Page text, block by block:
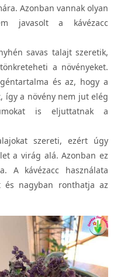
Azonban vannak olyan
javasolt a kávézacc
savas talajt szeretik,
a növényeket.
és az, hogy a
így a növény nem jut elég
is eljuttatnak a
szereti, ezért úgy
a virág alá. Azonban ez
A kávézacc használata
és nagyban ronthatja az